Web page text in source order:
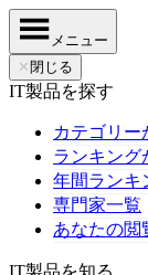
メニュー
✕ 閉じる
IT製品を探す
カテゴリー
ランキング
年間ランキ
専門家一覧
あなたの閲
IT製品を知る